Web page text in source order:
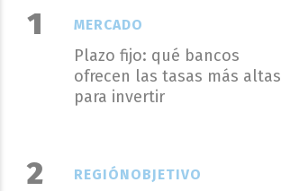
Plazo fijo: qué bancos
ofrecen las tasas más altas
para invertir
MERCADO
REGIÓNOBJETIVO